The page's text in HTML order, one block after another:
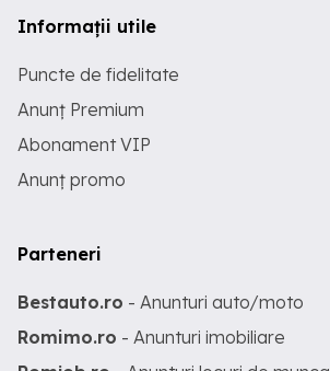
Informații utile
Puncte de fidelitate
Anunț Premium
Abonament VIP
Anunț promo
Parteneri
Bestauto.ro - Anunturi auto/moto
Romimo.ro - Anunturi imobiliare